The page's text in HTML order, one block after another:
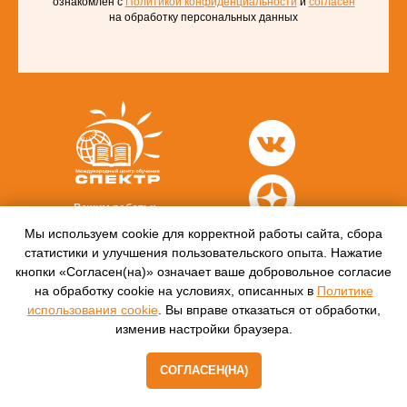
на обработку персональных данных
Режим работы:
Сб-Вск.: выходной
8 (930) 932 50 08
Контакты:
г. Москва,
ул. Нижегородская, д. 32,
стр. 5, этаж 3.
8 (499) 450-84-33
Мы используем cookie для корректной работы сайта, сбора
статистики и улучшения пользовательского опыта. Нажатие
кнопки «Согласен(на)» означает ваше добровольное согласие
на обработку cookie на условиях, описанных в Политике
использования cookie. Вы вправе отказаться от обработки,
изменив настройки браузера.
СОГЛАСЕН(НА)